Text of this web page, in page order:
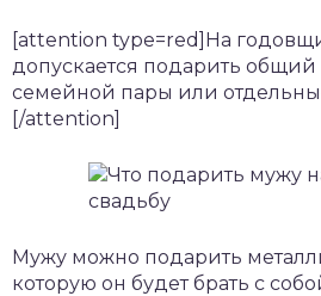
[attention type=red]На
допускается подарить
семейной пары или
[/attention]
Мужу можно подарить
которую он будет брать с